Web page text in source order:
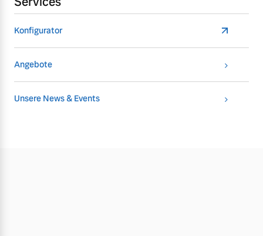
Konfigurator
Angebote
Unsere News & Events